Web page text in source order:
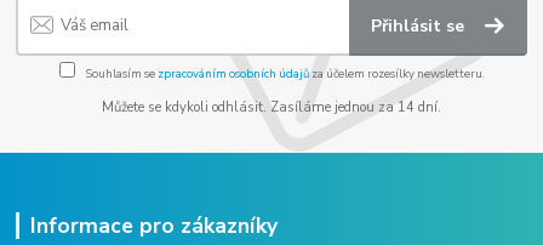
Přihlásit se
Souhlasím se zpracováním osobních údajůza účelem rozesílky newsletteru.
Můžete se kdykoli odhlásit. Zasíláme jednou za 14 dní.
Informace pro zákazníky